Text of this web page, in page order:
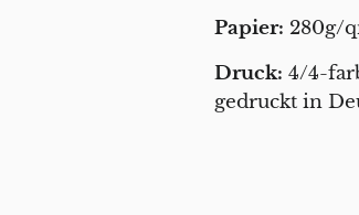
Papier: 280g/
Druck: 4/4-
gedruckt in